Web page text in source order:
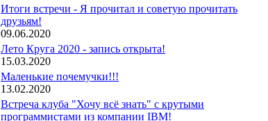
Итоги встречи - Я прочитал и советую прочитать
друзьям!
09.06.2020
Лето Круга 2020 - запись открыта!
15.03.2020
Маленькие почемучки!!!
13.02.2020
Встреча клуба "Хочу всё знать" с крутыми
программистами из компании IBM!